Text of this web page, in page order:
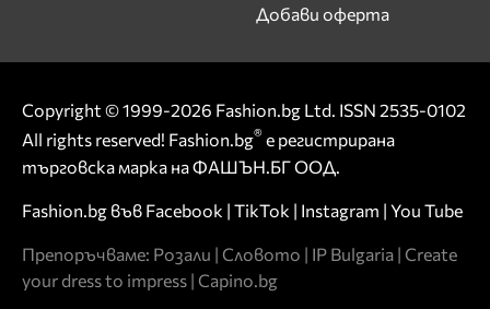
Добави оферта
Copyright © 1999-2026 Fashion.bg Ltd. ISSN 2535-0102
All rights reserved! Fashion.bg® е регистрирана
търговска марка на ФАШЪН.БГ ООД.
Fashion.bg във Facebook | TikTok | Instagram | You Tube
Препоръчваме: Розали | Словото | IP Bulgaria | Create
your dress to impress | Capino.bg